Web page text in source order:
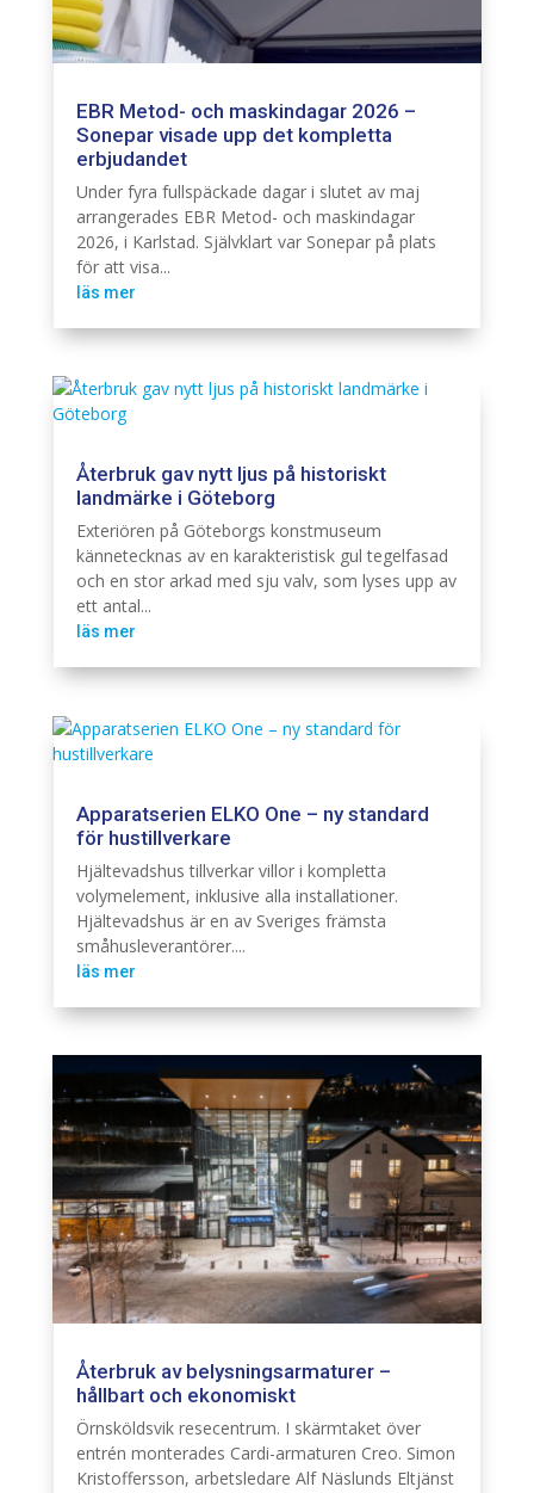
EBR Metod- och maskindagar 2026 –
Sonepar visade upp det kompletta
erbjudandet
Under fyra fullspäckade dagar i slutet av maj
arrangerades EBR Metod- och maskindagar
2026, i Karlstad. Självklart var Sonepar på plats
för att visa...
läs mer
Återbruk gav nytt ljus på historiskt
landmärke i Göteborg
Exteriören på Göteborgs konstmuseum
kännetecknas av en karakteristisk gul tegelfasad
och en stor arkad med sju valv, som lyses upp av
ett antal...
läs mer
Apparatserien ELKO One – ny standard
för hustillverkare
Hjältevadshus tillverkar villor i kompletta
volymelement, inklusive alla installationer.
Hjältevadshus är en av Sveriges främsta
småhusleverantörer....
läs mer
Återbruk av belysningsarmaturer –
hållbart och ekonomiskt
Örnsköldsvik resecentrum. I skärmtaket över
entrén monterades Cardi-armaturen Creo. Simon
Kristoffersson, arbetsledare Alf Näslunds Eltjänst